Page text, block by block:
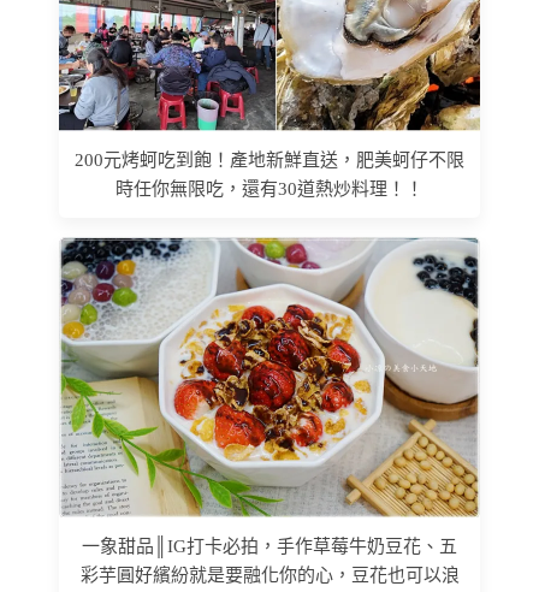
200元烤蚵吃到飽！產地新鮮直送，肥美蚵仔不限
時任你無限吃，還有30道熱炒料理！！
一象甜品║IG打卡必拍，手作草莓牛奶豆花、五
彩芋圓好繽紛就是要融化你的心，豆花也可以浪